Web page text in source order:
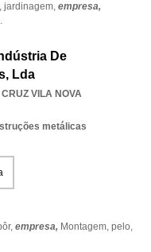
jardinagem, empresa,
De
Lda
CRUZ VILA NOVA
metálicas
empresa, Montagem, pelo,